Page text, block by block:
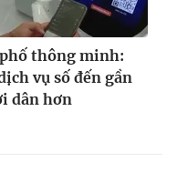
thông minh:
vụ số đến gần
dân hơn